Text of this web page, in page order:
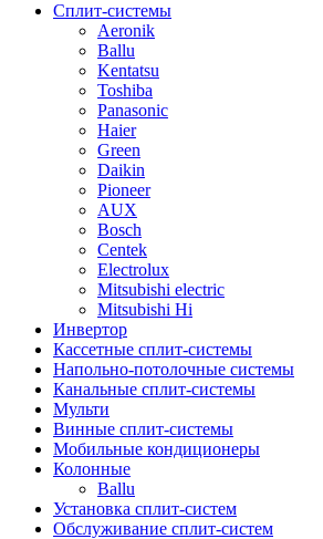
Сплит-системы
Аeronik
Ballu
Kentatsu
Toshiba
Panasonic
Haier
Green
Daikin
Pioneer
AUX
Bosch
Centek
Electrolux
Mitsubishi electric
Mitsubishi Hi
Инвертор
Кассетные сплит-системы
Напольно-потолочные системы
Канальные сплит-системы
Мульти
Винные сплит-системы
Мобильные кондиционеры
Колонные
Ballu
Установка сплит-систем
Обслуживание сплит-систем